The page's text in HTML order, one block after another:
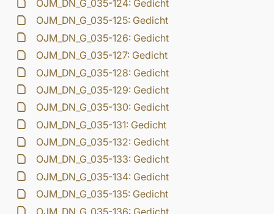
OJM_DN_G_035-124: Gedicht
OJM_DN_G_035-125: Gedicht
OJM_DN_G_035-126: Gedicht
OJM_DN_G_035-127: Gedicht
OJM_DN_G_035-128: Gedicht
OJM_DN_G_035-129: Gedicht
OJM_DN_G_035-130: Gedicht
OJM_DN_G_035-131: Gedicht
OJM_DN_G_035-132: Gedicht
OJM_DN_G_035-133: Gedicht
OJM_DN_G_035-134: Gedicht
OJM_DN_G_035-135: Gedicht
OJM_DN_G_035-136: Gedicht